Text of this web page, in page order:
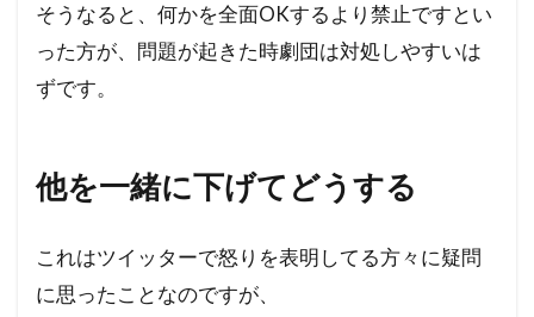
そうなると、何かを全面OKするより禁止ですとい
った方が、問題が起きた時劇団は対処しやすいは
ずです。
他を一緒に下げてどうする
これはツイッターで怒りを表明してる方々に疑問
に思ったことなのですが、